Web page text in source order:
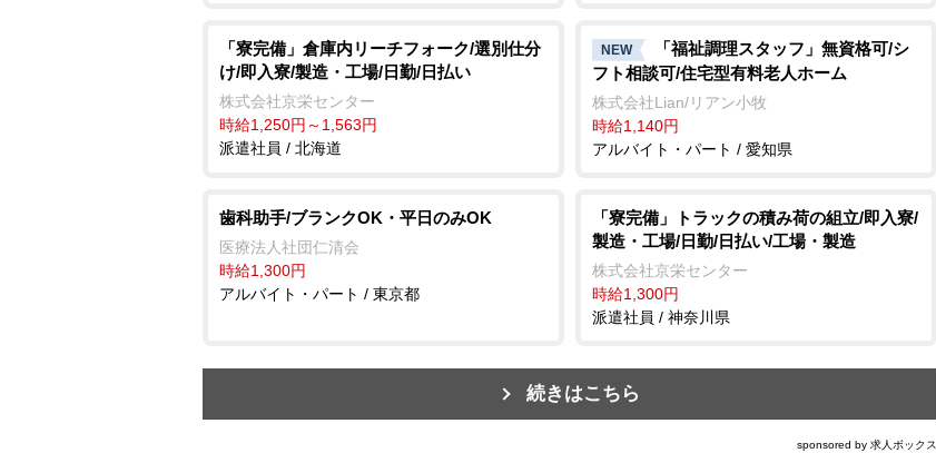
「寮完備」倉庫内リーチフォーク/選別仕分
け/即入寮/製造・工場/日勤/日払い
株式会社京栄センター
時給1,250円～1,563円
派遣社員 / 北海道
NEW
「福祉調理スタッフ」無資格可/シ
フト相談可/住宅型有料老人ホーム
株式会社Lian/リアン小牧
時給1,140円
アルバイト・パート / 愛知県
歯科助手/ブランクOK・平日のみOK
医療法人社団仁清会
時給1,300円
アルバイト・パート / 東京都
「寮完備」トラックの積み荷の組立/即入寮/
製造・工場/日勤/日払い/工場・製造
株式会社京栄センター
時給1,300円
派遣社員 / 神奈川県
続きはこちら
sponsored by 求人ボックス